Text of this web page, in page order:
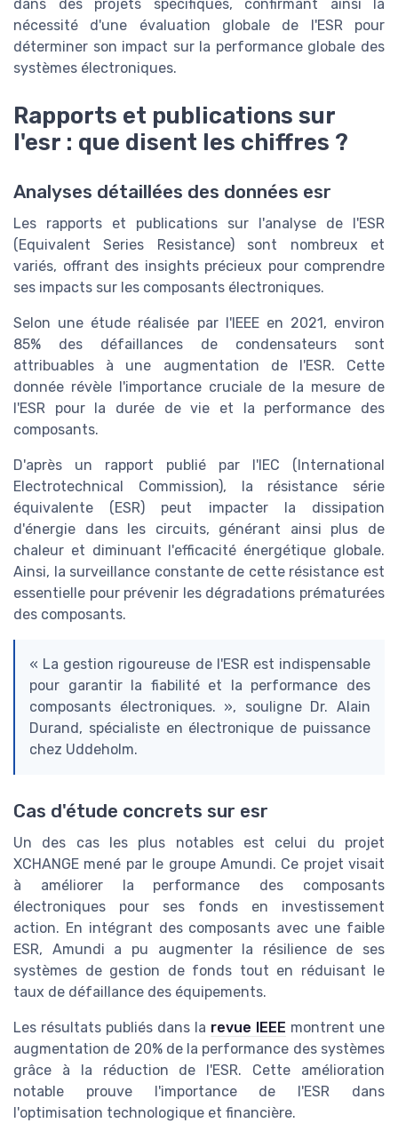
dans des projets spécifiques, confirmant ainsi la
nécessité d'une évaluation globale de l'ESR pour
déterminer son impact sur la performance globale des
systèmes électroniques.
Rapports et publications sur
l'esr : que disent les chiffres ?
Analyses détaillées des données esr
Les rapports et publications sur l'analyse de l'ESR
(Equivalent Series Resistance) sont nombreux et
variés, offrant des insights précieux pour comprendre
ses impacts sur les composants électroniques.
Selon une étude réalisée par l'IEEE en 2021, environ
85% des défaillances de condensateurs sont
attribuables à une augmentation de l'ESR. Cette
donnée révèle l'importance cruciale de la mesure de
l'ESR pour la durée de vie et la performance des
composants.
D'après un rapport publié par l'IEC (International
Electrotechnical Commission), la résistance série
équivalente (ESR) peut impacter la dissipation
d'énergie dans les circuits, générant ainsi plus de
chaleur et diminuant l'efficacité énergétique globale.
Ainsi, la surveillance constante de cette résistance est
essentielle pour prévenir les dégradations prématurées
des composants.
« La gestion rigoureuse de l'ESR est indispensable
pour garantir la fiabilité et la performance des
composants électroniques. », souligne Dr. Alain
Durand, spécialiste en électronique de puissance
chez Uddeholm.
Cas d'étude concrets sur esr
Un des cas les plus notables est celui du projet
XCHANGE mené par le groupe Amundi. Ce projet visait
à améliorer la performance des composants
électroniques pour ses fonds en investissement
action. En intégrant des composants avec une faible
ESR, Amundi a pu augmenter la résilience de ses
systèmes de gestion de fonds tout en réduisant le
taux de défaillance des équipements.
Les résultats publiés dans la revue IEEE montrent une
augmentation de 20% de la performance des systèmes
grâce à la réduction de l'ESR. Cette amélioration
notable prouve l'importance de l'ESR dans
l'optimisation technologique et financière.